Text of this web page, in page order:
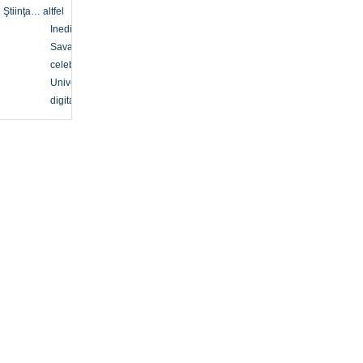
Ştiinţa… altfel
Inedit
Savanți
celebri
Univers
digital